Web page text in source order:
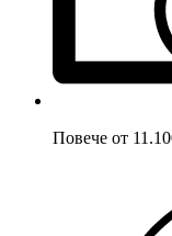
Повече от